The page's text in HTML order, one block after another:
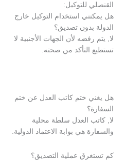
للتوكيل:
استخدام التوكيل خارج
تصديق؟
لأن الجهات الأجنبية لا
من صحته.
ختم كاتب العدل عن ختم
العدل سلطة محلية
هي بوابة الاعتماد الدولية.
عملية التصديق؟